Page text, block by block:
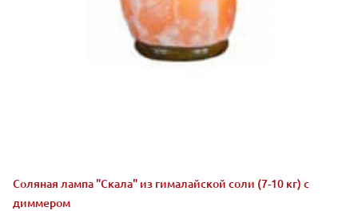
Соляная лампа "Скала" из гималайской соли (7-10 кг) с
диммером